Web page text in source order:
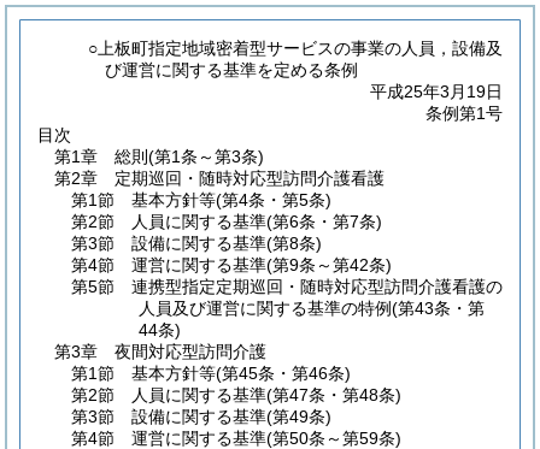
○上板町指定地域密着型サービスの事業の人員，設備及
び運営に関する基準を定める条例
平成25年3月19日
条例第1号
目次
第1章
総則 (第1条～第3条)
第2章
定期巡回・随時対応型訪問介護看護
第1節
基本方針等(第4条・第5条)
第2節
人員に関する基準(第6条・第7条)
第3節
設備に関する基準(第8条)
第4節
運営に関する基準(第9条～第42条)
第5節
連携型指定定期巡回・随時対応型訪問介護看護の
人員及び運営に関する基準の特例(第43条・第
44条)
第3章
夜間対応型訪問介護
第1節
基本方針等(第45条・第46条)
第2節
人員に関する基準(第47条・第48条)
第3節
設備に関する基準(第49条)
第4節
運営に関する基準(第50条～第59条)